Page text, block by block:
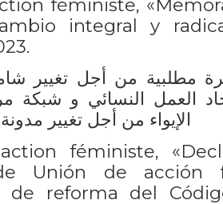
féministe,
integral y
العمل النسائي و شبكة
الإيواء من أجل تغيير مدونة
féministe,
Unión de acción
de reforma del